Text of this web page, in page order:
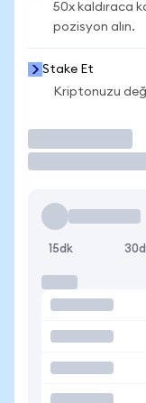
50x kaldıraca
pozisyon alın.
Stake Et
Kriptonuzu
15dk